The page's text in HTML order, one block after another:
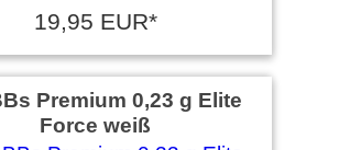
19,95 EUR*
Premium 0,23 g Elite
Force weiß